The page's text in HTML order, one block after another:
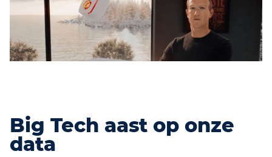
Big Tech aast op onze
data